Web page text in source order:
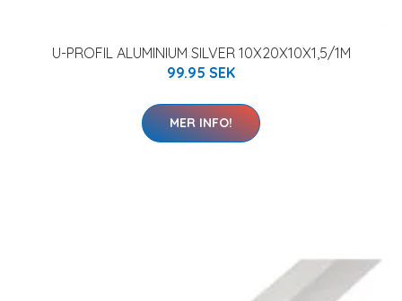
U-PROFIL ALUMINIUM SILVER 10X20X10X1,5/1M
99.95 SEK
MER INFO!